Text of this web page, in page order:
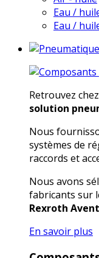
Eau /
Eau /
Retrouvez chez
solution
Nous
systèmes de
raccords et
Nous avons
fabricants sur
Rexroth
En savoir plus